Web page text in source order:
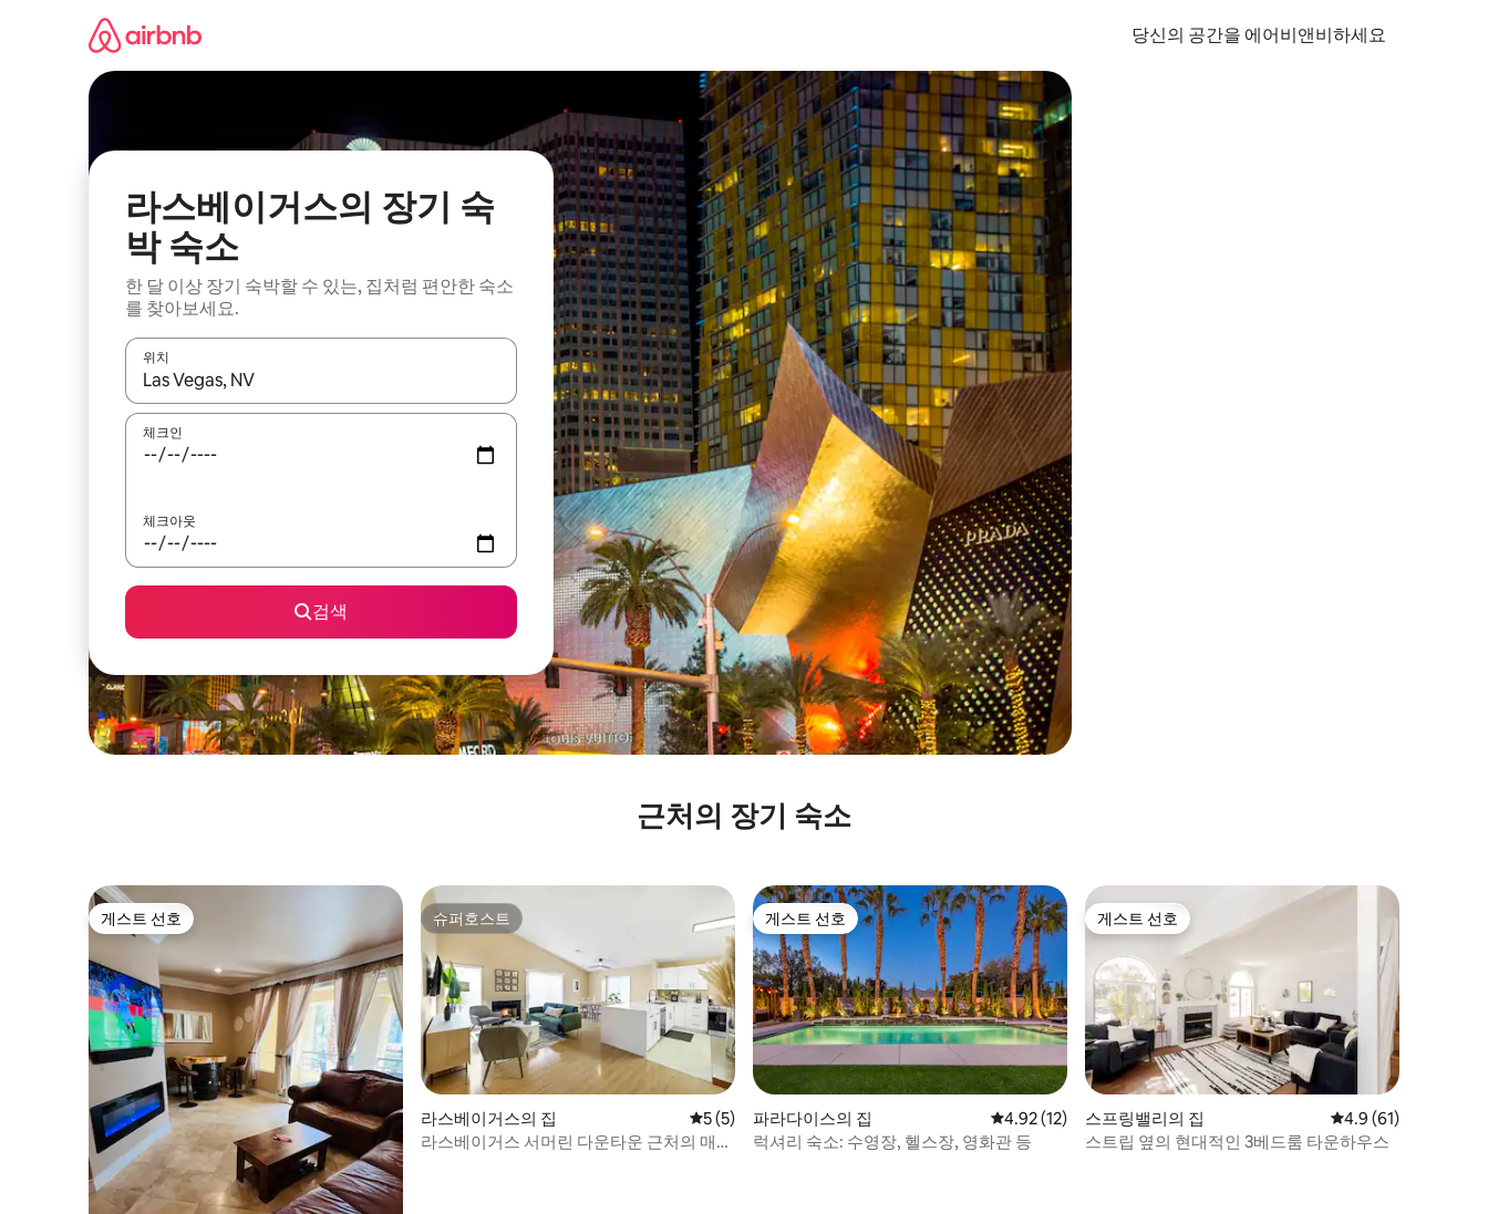
당신의 공간을 에어비앤비하세요
라스베이거스의 장기 숙
박 숙소
한 달 이상 장기 숙박할 수 있는, 집처럼 편안한 숙소
를 찾아보세요.
위치
결과가 나오면 위·아래 화살표 키를 사용하거나 터치 또는 스와이프 동작으로 탐색하세요.
체크인
체크아웃
검색
근처의 장기 숙소
게스트 선호
게스트 선호 슈퍼호스트
슈퍼호스트
라스베이거스의 집 평점 5점(5점 만점), 후기 5개
5 (5)
라스베이거스 서머린 다운타운 근처의 매력
게스트 선호
게스트 선호
파라다이스의 집 평점 4.92점(5점 만점), 후기 12개
4.92 (12)
럭셔리 숙소: 수영장, 헬스장, 영화관 등
게스트 선호
게스트 선호
스프링밸리의 집 평점 4.9점(5점 만점
4.9 (61)
스트립 옆의 현대적인 3베드룸 타운하우스